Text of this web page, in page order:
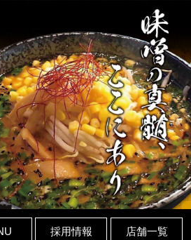
採用情報 店舗一覧